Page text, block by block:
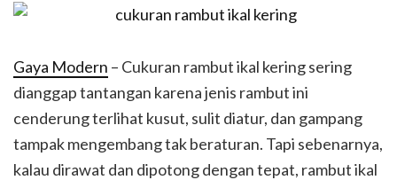
Gaya Modern – Cukuran rambut ikal kering sering
dianggap tantangan karena jenis rambut ini
cenderung terlihat kusut, sulit diatur, dan gampang
tampak mengembang tak beraturan. Tapi sebenarnya,
kalau dirawat dan dipotong dengan tepat, rambut ikal